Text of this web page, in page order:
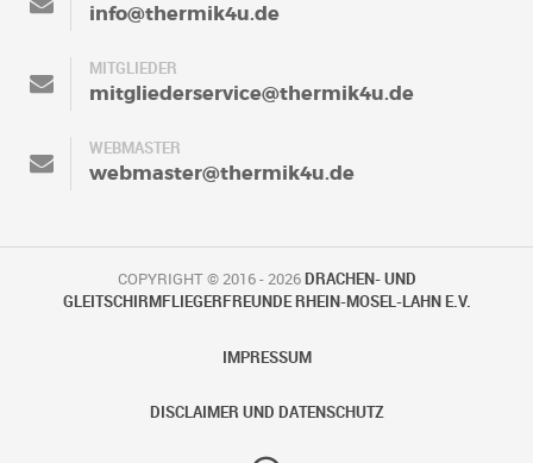
info@thermik4u.de
MITGLIEDER
mitgliederservice@thermik4u.de
WEBMASTER
webmaster@thermik4u.de
COPYRIGHT © 2016 - 2026 DRACHEN- UND
GLEITSCHIRMFLIEGERFREUNDE RHEIN-MOSEL-LAHN E.V.
IMPRESSUM
DISCLAIMER UND DATENSCHUTZ